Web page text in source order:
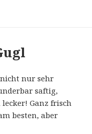
nur sehr
saftig,
Ganz frisch
besten, aber